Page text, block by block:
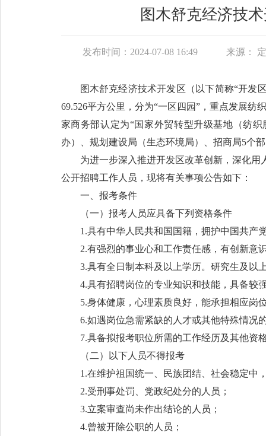
图木舒克经济技
发布时间：2024-07-08 16:49 来源：
图木舒克经济技术开发区（以下简称“开发
69.526平方公里，分为“一区四园”，重点发展
家商务部认定为“国家外贸转型升级基地（纺
办）、规划建设局（生态环境局）、招商局5个
为进一步深入推进开发区改革创新，深化
公开招聘工作人员，现将有关事项公告如下：
一、报考条件
（一）报考人员应具备下列资格条件
1.具有中华人民共和国国籍，拥护中国共产
2.有强烈的事业心和工作责任感，有创新意
3.具有全日制本科及以上学历。研究生及以
4.具有招聘岗位的专业知识和技能，具备较
5.身体健康，心理素质良好，能承担相应岗
6.如遇岗位急需紧缺的人才或其他特殊情况
7.具备拟报考职位所需的工作经历及其他资
（二）以下人员不得报考
1.在维护祖国统一、民族团结、社会稳定中
2.受刑事处罚、党政纪处分的人员；
3.立案审查尚未作出结论的人员；
4.曾被开除公职的人员；